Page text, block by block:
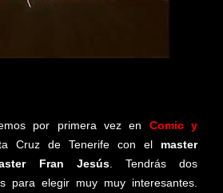
por primera vez en Comic y
Cruz de Tenerife con el master
Fran Jesús. Tendrás dos
para elegir muy muy interesantes.